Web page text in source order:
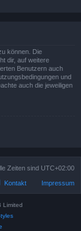
können. Die
dir, auf weitere
Benutzern auch
und
auch die jeweiligen
Zeiten sind UTC+02:00
Impressum
Kontakt
Limited